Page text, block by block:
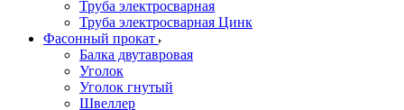
Труба электросварная
Труба электросварная Цинк
Фасонный прокат
Балка двутавровая
Уголок
Уголок гнутый
Швеллер